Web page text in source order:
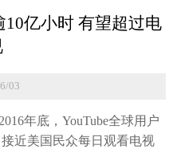
10亿小时 有望超过电
03
年底，YouTube全球用户
近美国民众每日观看电视